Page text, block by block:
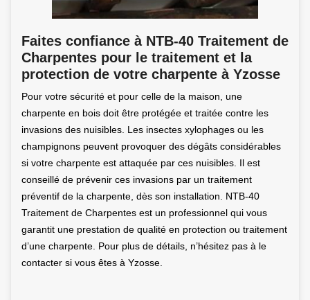
Faites confiance à NTB-40 Traitement de
Charpentes pour le traitement et la
protection de votre charpente à Yzosse
Pour votre sécurité et pour celle de la maison, une
charpente en bois doit être protégée et traitée contre les
invasions des nuisibles. Les insectes xylophages ou les
champignons peuvent provoquer des dégâts considérables
si votre charpente est attaquée par ces nuisibles. Il est
conseillé de prévenir ces invasions par un traitement
préventif de la charpente, dès son installation. NTB-40
Traitement de Charpentes est un professionnel qui vous
garantit une prestation de qualité en protection ou traitement
d’une charpente. Pour plus de détails, n’hésitez pas à le
contacter si vous êtes à Yzosse.